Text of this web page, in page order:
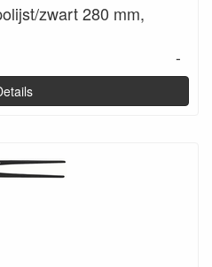
zwart 280 mm,
-